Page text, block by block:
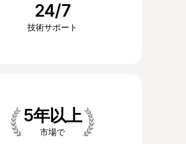
24/7
技術サポート
5年以上
市場で